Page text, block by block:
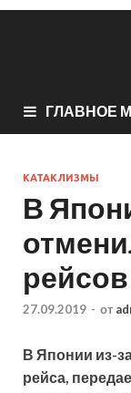
ГЛАВНОЕ
КАТАКЛИЗМЫ
В
рейсов
27.09.2019 - от
В Японии из-
рейса,